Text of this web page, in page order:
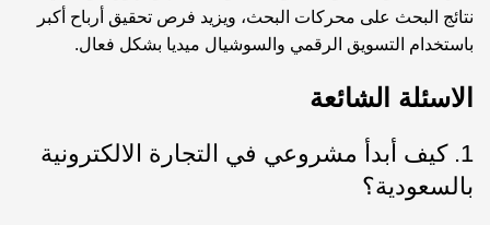
نتائج البحث على محركات البحث، ويزيد فرص تحقيق أرباح أكبر
باستخدام التسويق الرقمي والسوشيال ميديا بشكل فعال.
الاسئلة الشائعة
1. كيف أبدأ مشروعي في التجارة الالكترونية
بالسعودية؟